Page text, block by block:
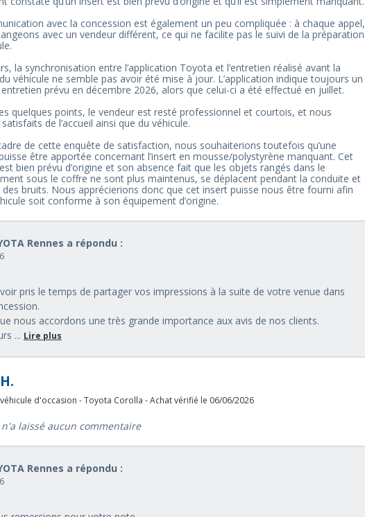
avec la concession est également un peu compliquée : à chaque appel,
avec un vendeur différent, ce qui ne facilite pas le suivi de la préparation
la synchronisation entre l’application Toyota et l’entretien réalisé avant la
véhicule ne semble pas avoir été mise à jour. L’application indique toujours un
prévu en décembre 2026, alors que celui-ci a été effectué en juillet.
quelques points, le vendeur est resté professionnel et courtois, et nous
de l’accueil ainsi que du véhicule.
de cette enquête de satisfaction, nous souhaiterions toutefois qu’une
être apportée concernant l’insert en mousse/polystyrène manquant. Cet
bien prévu d’origine et son absence fait que les objets rangés dans le
sous le coffre ne sont plus maintenus, se déplacent pendant la conduite et
des bruits. Nous apprécierions donc que cet insert puisse nous être fourni afin
soit conforme à son équipement d’origine.
Rennes a répondu :
pris le temps de partager vos impressions à la suite de votre venue dans
nous accordons une très grande importance aux avis de nos clients.
... Lire plus
d'occasion - Toyota Corolla - Achat vérifié le 06/06/2026
laissé aucun commentaire
Rennes a répondu :